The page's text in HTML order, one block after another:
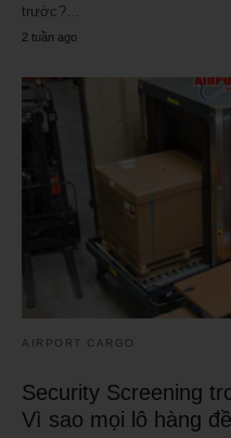
trước?…
2 tuần ago
AIRPORT CARGO
Security Screening
Vì sao mọi lô hàng